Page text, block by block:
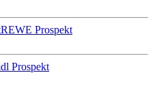
REWE Prospekt
Prospekt